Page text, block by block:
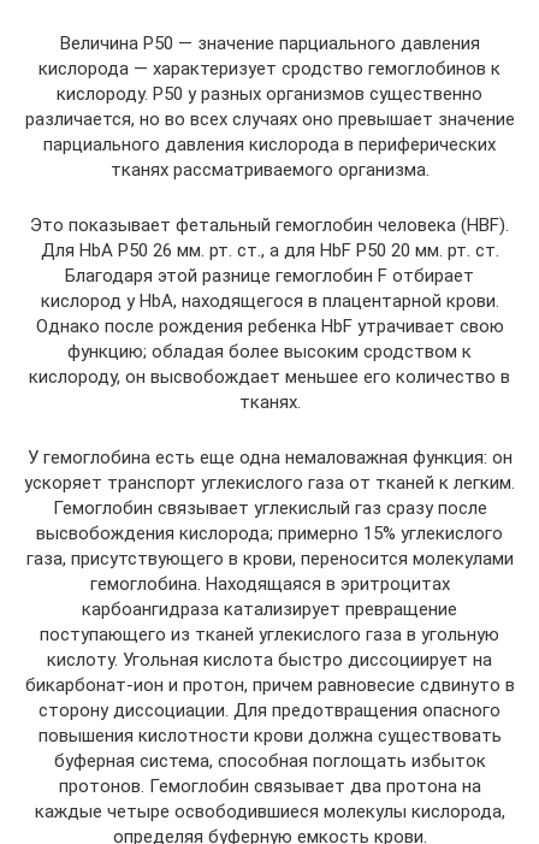
Величина Р50 — значение парциального давления
кислорода — характеризует сродство гемоглобинов к
кислороду. Р50 у разных организмов существенно
различается, но во всех случаях оно превышает значение
парциального давления кислорода в периферических
тканях рассматриваемого организма.
Это показывает фетальный гемоглобин человека (НВF).
Для HbA Р50 26 мм. рт. ст., а для HbF Р50 20 мм. рт. ст.
Благодаря этой разнице гемоглобин F отбирает
кислород у HbA, находящегося в плацентарной крови.
Однако после рождения ребенка HbF утрачивает свою
функцию; обладая более высоким сродством к
кислороду, он высвобождает меньшее его количество в
тканях.
У гемоглобина есть еще одна немаловажная функция: он
ускоряет транспорт углекислого газа от тканей к легким.
Гемоглобин связывает углекислый газ сразу после
высвобождения кислорода; примерно 15% углекислого
газа, присутствующего в крови, переносится молекулами
гемоглобина. Находящаяся в эритроцитах
карбоангидраза катализирует превращение
поступающего из тканей углекислого газа в угольную
кислоту. Угольная кислота быстро диссоциирует на
бикарбонат-ион и протон, причем равновесие сдвинуто в
сторону диссоциации. Для предотвращения опасного
повышения кислотности крови должна существовать
буферная система, способная поглощать избыток
протонов. Гемоглобин связывает два протона на
каждые четыре освободившиеся молекулы кислорода,
определяя буферную емкость крови.